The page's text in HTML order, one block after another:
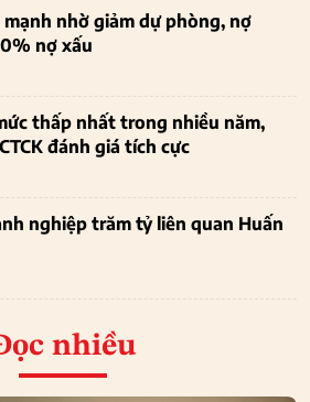
nhờ giảm dự phòng, nợ
nợ xấu
thấp nhất trong nhiều năm,
đánh giá tích cực
nghiệp trăm tỷ liên quan Huấn
nhiều